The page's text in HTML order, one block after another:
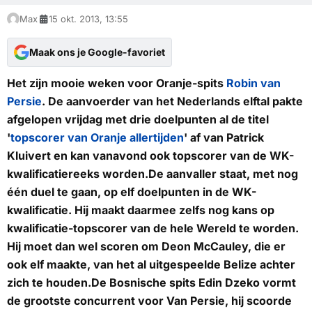
Max 15 okt. 2013, 13:55
Maak ons je Google-favoriet
Het zijn mooie weken voor Oranje-spits Robin van
Persie. De aanvoerder van het Nederlands elftal pakte
afgelopen vrijdag met drie doelpunten al de titel
'topscorer van Oranje allertijden' af van Patrick
Kluivert en kan vanavond ook topscorer van de WK-
kwalificatiereeks worden.De aanvaller staat, met nog
één duel te gaan, op elf doelpunten in de WK-
kwalificatie. Hij maakt daarmee zelfs nog kans op
kwalificatie-topscorer van de hele Wereld te worden.
Hij moet dan wel scoren om Deon McCauley, die er
ook elf maakte, van het al uitgespeelde Belize achter
zich te houden.De Bosnische spits Edin Dzeko vormt
de grootste concurrent voor Van Persie, hij scoorde